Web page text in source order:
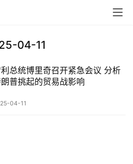
04-11
总统博里奇召开紧急会议 分析
普挑起的贸易战影响
04-11